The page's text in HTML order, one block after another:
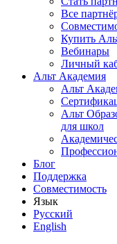
Все
Купить
Вебинары
Личный
Альт Академия
Альт
Альт
для школ
Блог
Поддержка
Совместимость
Язык
Русский
English